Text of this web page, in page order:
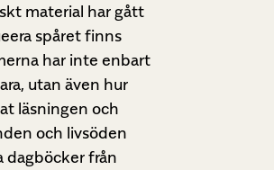
material har gått
spåret finns
har inte enbart
utan även hur
läsningen och
och livsöden
dagböcker från